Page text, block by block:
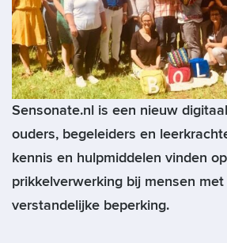
Sensonate.nl is een nieuw
ouders, begeleiders en
kennis en hulpmiddelen vinden
prikkelverwerking bij mensen
verstandelijke beperking.